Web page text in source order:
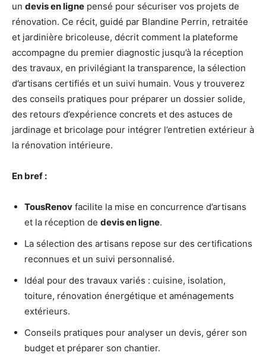
un devis en ligne pensé pour sécuriser vos projets de
rénovation. Ce récit, guidé par Blandine Perrin, retraitée
et jardinière bricoleuse, décrit comment la plateforme
accompagne du premier diagnostic jusqu’à la réception
des travaux, en privilégiant la transparence, la sélection
d’artisans certifiés et un suivi humain. Vous y trouverez
des conseils pratiques pour préparer un dossier solide,
des retours d’expérience concrets et des astuces de
jardinage et bricolage pour intégrer l’entretien extérieur à
la rénovation intérieure.
En bref :
TousRenov facilite la mise en concurrence d’artisans
et la réception de devis en ligne.
La sélection des artisans repose sur des certifications
reconnues et un suivi personnalisé.
Idéal pour des travaux variés : cuisine, isolation,
toiture, rénovation énergétique et aménagements
extérieurs.
Conseils pratiques pour analyser un devis, gérer son
budget et préparer son chantier.